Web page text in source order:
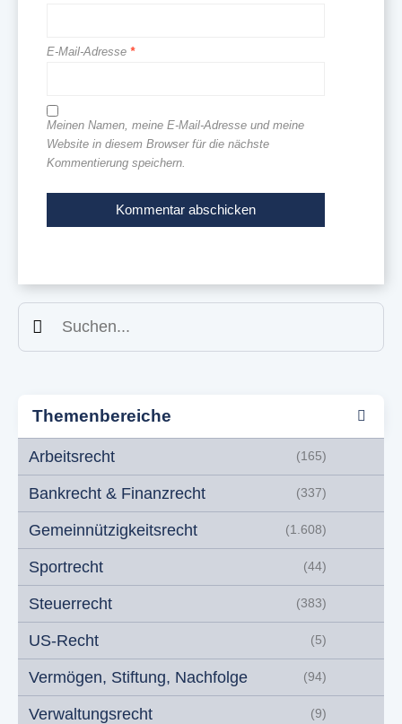
E-Mail-Adresse *
Meinen Namen, meine E-Mail-Adresse und meine
Website in diesem Browser für die nächste
Kommentierung speichern.
Suchen
Themenbereiche
Arbeitsrecht (165)
Bankrecht & Finanzrecht (337)
Gemeinnützigkeitsrecht (1.608)
Sportrecht (44)
Steuerrecht (383)
US-Recht (5)
Vermögen, Stiftung, Nachfolge (94)
Verwaltungsrecht (9)